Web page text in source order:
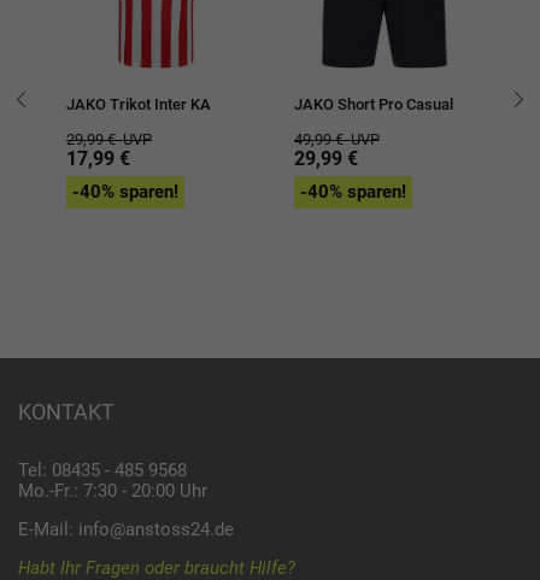
JAKO Trikot Inter KA
29,99 €UVP
17,99 €
-40% sparen!
JAKO Short Pro Casual
49,99 €UVP
29,99 €
-40% sparen!
KONTAKT
Tel: 08435 - 485 9568
Mo.-Fr.: 7:30 - 20:00 Uhr
E-Mail: info@anstoss24.de
Habt Ihr Fragen oder braucht Hilfe?